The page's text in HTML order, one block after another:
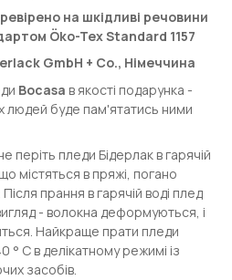
на шкідливі речовини
Öko-Tex Standard 1157
GmbH + Co., Німеччина
Bocasa в якості подарунка -
людей буде пам'ятатись ними
періть пледи Бідерлак в гарячій
містяться в пряжі, погано
прання в гарячій воді плед
- волокна деформуються, і
Найкраще прати пледи
° С в делікатному режимі із
засобів.